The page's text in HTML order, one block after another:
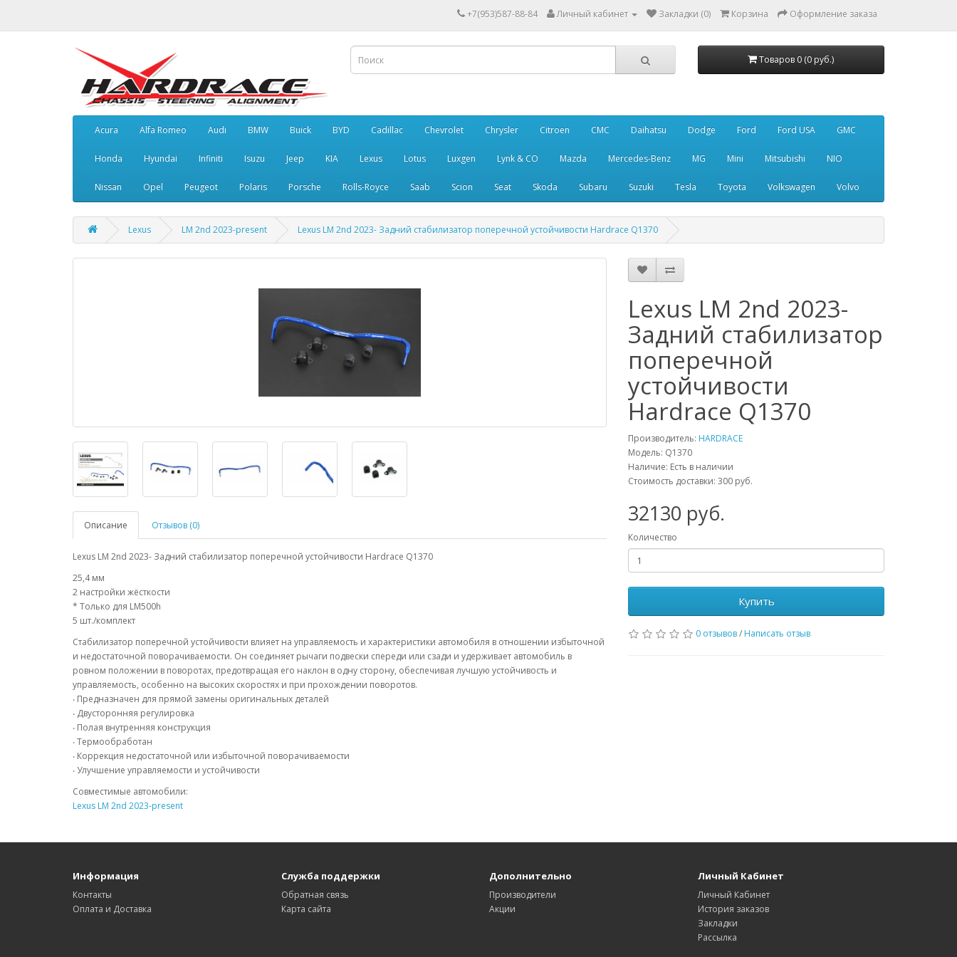
+7(953)587-88-84 Личный кабинет Закладки (0) Корзина Оформление заказа
Товаров 0 (0 руб.)
Acura Alfa Romeo Audi BMW Buick BYD Cadillac Chevrolet Chrysler Citroen CMC Daihatsu Dodge Ford Ford USA GMC
Honda Hyundai Infiniti Isuzu Jeep KIA Lexus Lotus Luxgen Lynk & CO Mazda Mercedes-Benz MG Mini Mitsubishi NIO
Nissan Opel Peugeot Polaris Porsche Rolls-Royce Saab Scion Seat Skoda Subaru Suzuki Tesla Toyota Volkswagen Volvo
Lexus LM 2nd 2023-present Lexus LM 2nd 2023- Задний стабилизатор поперечной устойчивости Hardrace Q1370
Описание Отзывов (0)
Lexus LM 2nd 2023- Задний стабилизатор поперечной устойчивости Hardrace Q1370
25,4 мм
2 настройки жёсткости
* Только для LM500h
5 шт./комплект
Стабилизатор поперечной устойчивости влияет на управляемость и характеристики автомобиля в отношении избыточной
и недостаточной поворачиваемости. Он соединяет рычаги подвески спереди или сзади и удерживает автомобиль в
ровном положении в поворотах, предотвращая его наклон в одну сторону, обеспечивая лучшую устойчивость и
управляемость, особенно на высоких скоростях и при прохождении поворотов.
‧ Предназначен для прямой замены оригинальных деталей
‧ Двусторонняя регулировка
‧ Полая внутренняя конструкция
‧ Термообработан
‧ Коррекция недостаточной или избыточной поворачиваемости
‧ Улучшение управляемости и устойчивости
Совместимые автомобили:
Lexus LM 2nd 2023-present
Lexus LM 2nd 2023-
Задний стабилизатор
поперечной
устойчивости
Hardrace Q1370
Производитель: HARDRACE
Модель: Q1370
Наличие: Есть в наличии
Стоимость доставки: 300 руб.
32130 руб.
Количество
Купить
0 отзывов/ Написать отзыв
Информация
Контакты
Оплата и Доставка
Служба поддержки
Обратная связь
Карта сайта
Дополнительно
Производители
Акции
Личный Кабинет
Личный Кабинет
История заказов
Закладки
Рассылка